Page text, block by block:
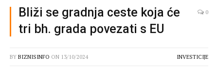
Bliži se gradnja ceste koja će
tri bh. grada povezati s EU
0
BY BIZNISINFO ON 13/10/2024 INVESTICIJE